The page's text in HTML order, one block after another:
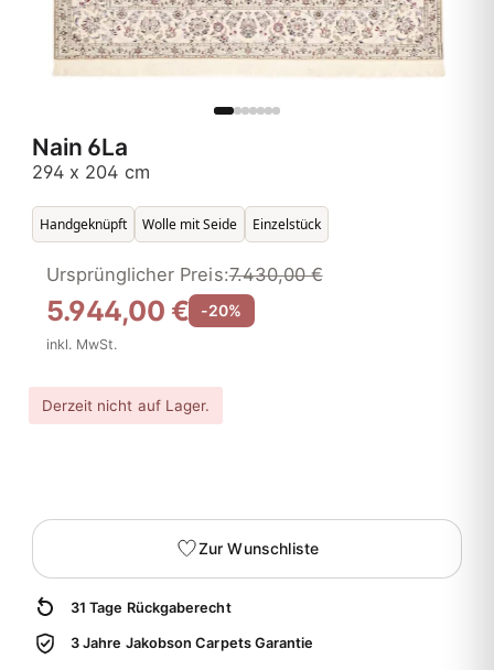
Nain 6La
294 x 204 cm
Handgeknüpft Wolle mit Seide Einzelstück
5.944,00 €
Ursprünglicher Preis:7.430,00 €
-20%
inkl. MwSt.
Derzeit nicht auf Lager.
Zur Wunschliste
31 Tage Rückgaberecht
3 Jahre Jakobson Carpets Garantie